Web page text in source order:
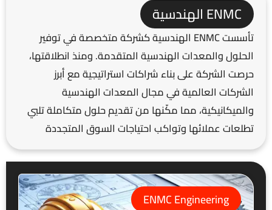
ENMC الهندسية
تأسست ENMC الهندسية كشركة متخصصة في توفير
الحلول والمعدات الهندسية المتقدمة. ومنذ انطلاقتها،
حرصت الشركة على بناء شراكات استراتيجية مع أبرز
الشركات العالمية في مجال المعدات الهندسية
والميكانيكية، مما مكّنها من تقديم حلول متكاملة تلبي
تطلعات عملائها وتواكب احتياجات السوق المتجددة
ENMC Engineering